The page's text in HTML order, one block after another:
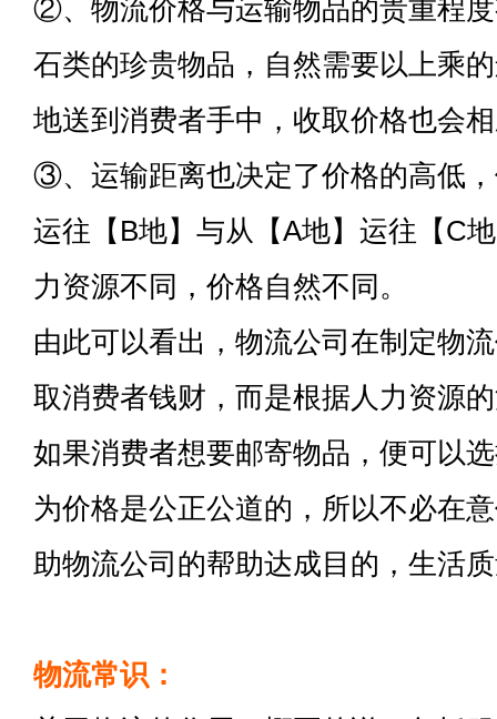
②、物流价格与运输物品的贵重程
石类的珍贵物品，自然需要以上乘
地送到消费者手中，收取价格也会
③、运输距离也决定了价格的高低
运往【B地】与从【A地】运往【C
力资源不同，价格自然不同。
由此可以看出，物流公司在制定物
取消费者钱财，而是根据人力资源
如果消费者想要邮寄物品，便可以
为价格是公正公道的，所以不必在
助物流公司的帮助达成目的，生活
物流常识：